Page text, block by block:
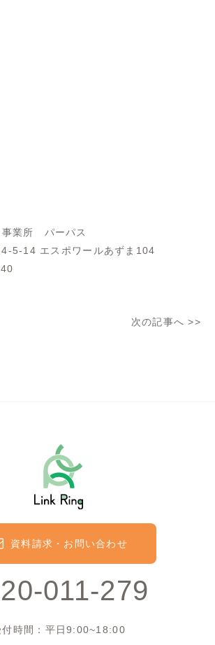
事業所 パーパス
4-5-14 エスポワールあずま104
次の記事へ >>
011-279
付時間：平日9:00~18:00
資料請求・お問い合わせ